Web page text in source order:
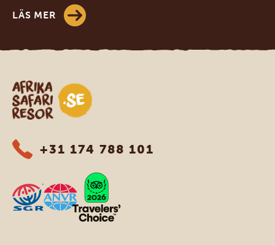
LÄS MER
Safari-resor i Afrika
+31 174 788 101